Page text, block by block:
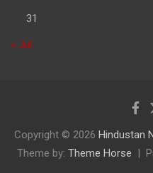
31
« Jul
Copyright © 2026 Hindustan
Theme by: Theme Horse